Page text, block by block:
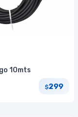
10mts
$299